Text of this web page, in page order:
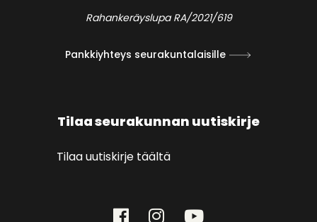
Rahankeräyslupa RA/2021/619
Pankkiyhteys seurakuntalaisille
Tilaa seurakunnan uutiskirje
Tilaa uutiskirje täältä